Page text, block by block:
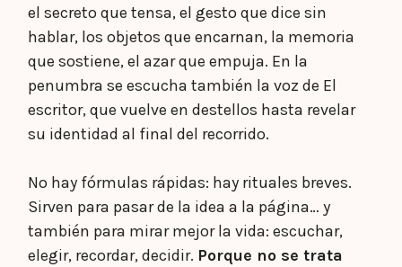
el secreto que tensa, el gesto que dice sin
hablar, los objetos que encarnan, la memoria
que sostiene, el azar que empuja. En la
penumbra se escucha también la voz de El
escritor, que vuelve en destellos hasta revelar
su identidad al final del recorrido.
No hay fórmulas rápidas: hay rituales breves.
Sirven para pasar de la idea a la página… y
también para mirar mejor la vida: escuchar,
elegir, recordar, decidir. Porque no se trata